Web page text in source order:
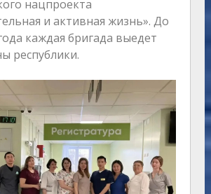
нацпроекта
и активная жизнь». До
каждая бригада выедет
республики.